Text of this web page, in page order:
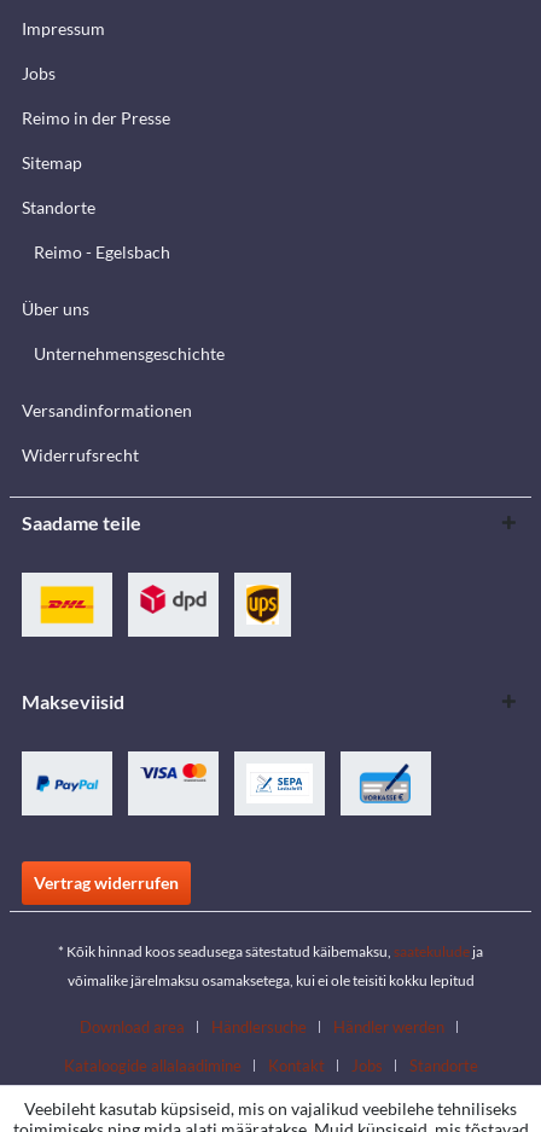
Impressum
Jobs
Reimo in der Presse
Sitemap
Standorte
Reimo - Egelsbach
Über uns
Unternehmensgeschichte
Versandinformationen
Widerrufsrecht
Saadame teile
Makseviisid
Vertrag widerrufen
* Kõik hinnad koos seadusega sätestatud käibemaksu, saatekulude ja
võimalike järelmaksu osamaksetega, kui ei ole teisiti kokku lepitud
Download area Händlersuche
Händler werden
Kataloogide allalaadimine
Kontakt Jobs Standorte
Veebileht kasutab küpsiseid, mis on vajalikud veebilehe tehniliseks